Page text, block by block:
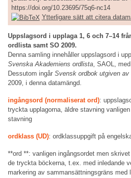
https://doi.org/10.23695/75q6-nc14
Ytterligare sätt att citera
Uppslagsord i upplaga 1, 6 och 7–14
ordlista samt SO 2009.
Denna samling innehåller uppslagsord i
Svenska Akademiens ordlista, SAOL,
Dessutom ingår Svensk ordbok utgiven
2009, i denna datamängd.
ingångsord (normaliserat ord):
tryckta upplagorna, äldre stavning
stavning
ordklass (UD): ordklassuppgift på
**ord **: vanligen ingångsordet men
de tryckta böckerna, t.ex. med inledande
markering av sammansättningsgräns med